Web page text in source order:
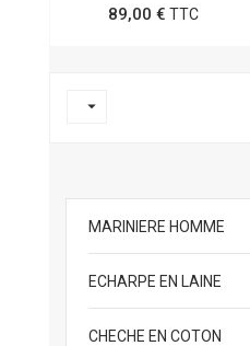
MARINIERE HOMME
ECHARPE EN LAINE
CHECHE EN COTON
89,00 € TTC
